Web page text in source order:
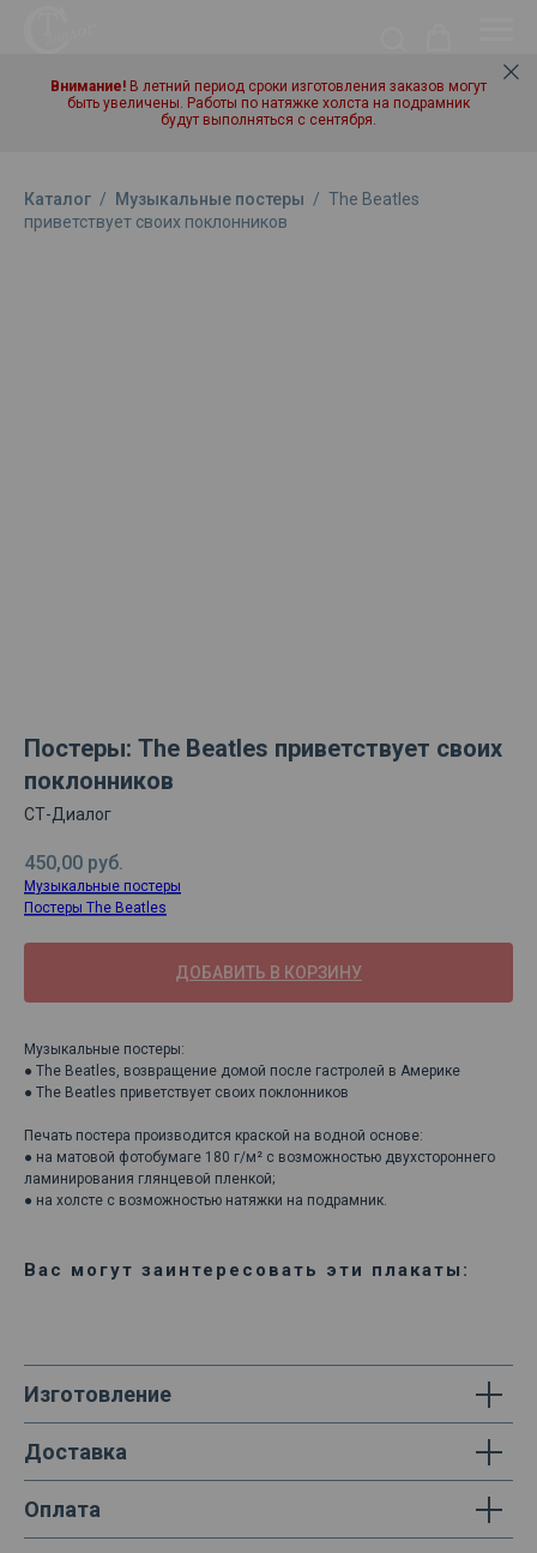
Внимание! В летний период сроки изготовления заказов могут
быть увеличены. Работы по натяжке холста на подрамник
будут выполняться с сентября.
Каталог / Музыкальные постеры / The Beatles
приветствует своих поклонников
Постеры: The Beatles приветствует своих
поклонников
СТ-Диалог
450,00 руб.
Музыкальные постеры
Постеры The Beatles
ДОБАВИТЬ В КОРЗИНУ
Музыкальные постеры:
● The Beatles, возвращение домой после гастролей в Америке
● The Beatles приветствует своих поклонников
Печать постера производится краской на водной основе:
● на матовой фотобумаге 180 г/м² с возможностью двухстороннего
ламинирования глянцевой пленкой;
● на холсте с возможностью натяжки на подрамник.
Вас могут заинтересовать эти плакаты:
Изготовление
Доставка
Оплата